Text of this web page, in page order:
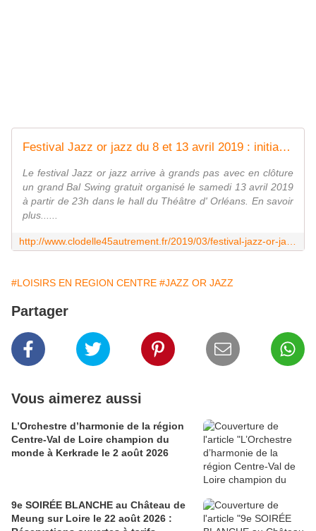
Festival Jazz or jazz du 8 et 13 avril 2019 : initiation gratuite au Lindy Hop, Jazz Roots et Charleston - VIVRE AUTREMENT VOS LOISIRS avec Clodelle
Le festival Jazz or jazz arrive à grands pas avec en clôture
un grand Bal Swing gratuit organisé le samedi 13 avril 2019
à partir de 23h dans le hall du Théâtre d' Orléans. En savoir
plus......
#LOISIRS EN REGION CENTRE #JAZZ OR JAZZ
Partager
Vous aimerez aussi
L’Orchestre d’harmonie de la région
Centre-Val de Loire champion du
monde à Kerkrade le 2 août 2026
9e SOIRÉE BLANCHE au Château de
Meung sur Loire le 22 août 2026 :